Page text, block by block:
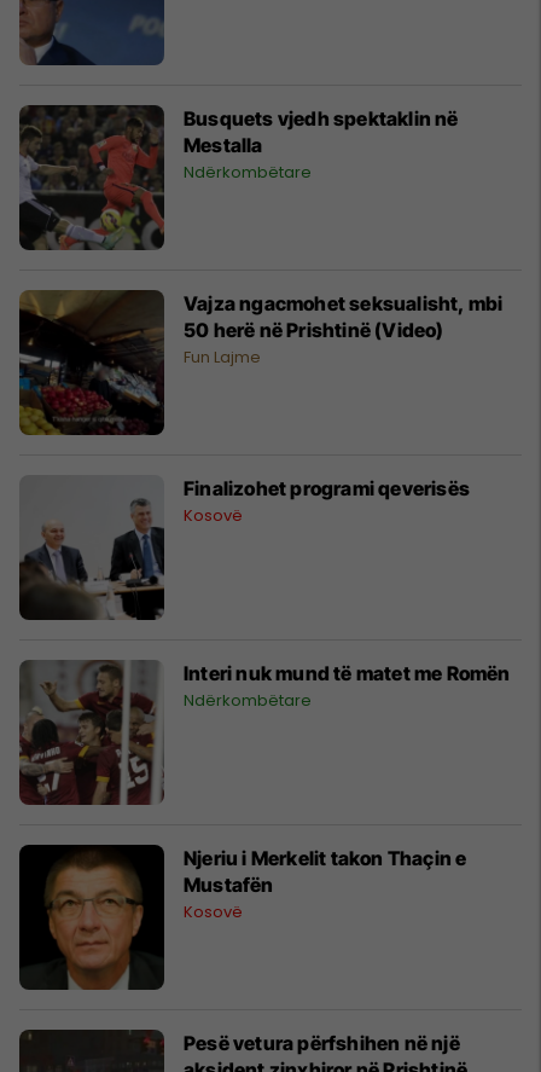
Busquets vjedh spektaklin në
Mestalla
Ndërkombëtare
Vajza ngacmohet seksualisht, mbi
50 herë në Prishtinë (Video)
Fun Lajme
Finalizohet programi qeverisës
Kosovë
Interi nuk mund të matet me Romën
Ndërkombëtare
Njeriu i Merkelit takon Thaçin e
Mustafën
Kosovë
Pesë vetura përfshihen në një